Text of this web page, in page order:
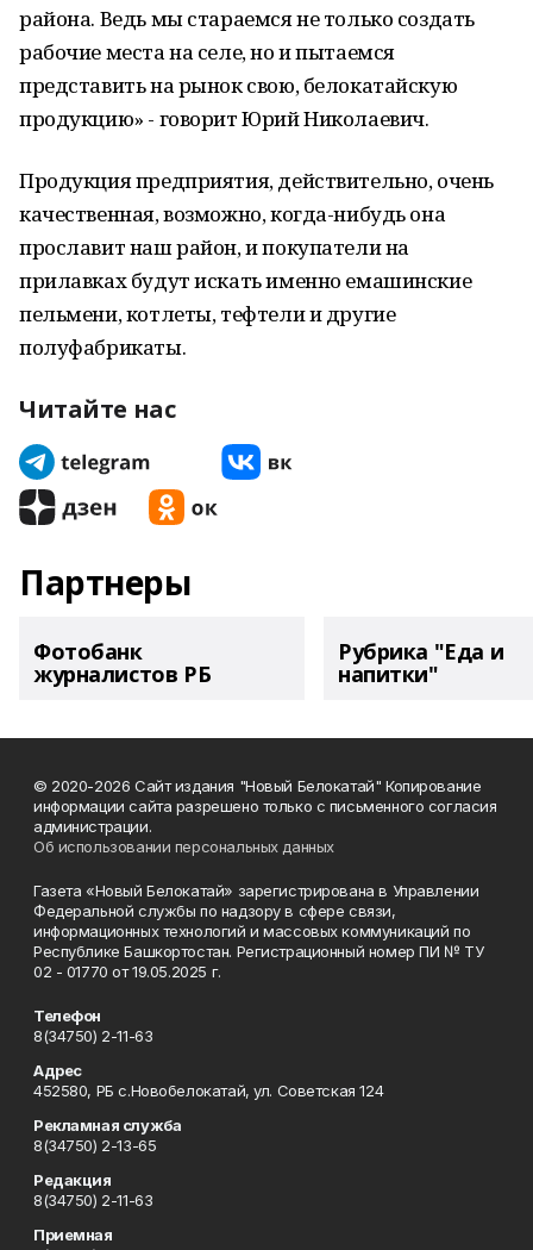
района. Ведь мы стараемся не только создать
рабочие места на селе, но и пытаемся
представить на рынок свою, белокатайскую
продукцию» - говорит Юрий Николаевич.
Продукция предприятия, действительно, очень
качественная, возможно, когда-нибудь она
прославит наш район, и покупатели на
прилавках будут искать именно емашинские
пельмени, котлеты, тефтели и другие
полуфабрикаты.
Читайте нас
Партнеры
Фотобанк
журналистов РБ
Рубрика "Еда и
напитки"
© 2020-2026 Сайт издания "Новый Белокатай" Копирование
информации сайта разрешено только с письменного согласия
администрации.
Об использовании персональных данных
Газета «Новый Белокатай» зарегистрирована в Управлении
Федеральной службы по надзору в сфере связи,
информационных технологий и массовых коммуникаций по
Республике Башкортостан. Регистрационный номер ПИ № ТУ
02 - 01770 от 19.05.2025 г.
Телефон
8(34750) 2-11-63
Адрес
452580, РБ с.Новобелокатай, ул. Советская 124
Рекламная служба
8(34750) 2-13-65
Редакция
8(34750) 2-11-63
Приемная